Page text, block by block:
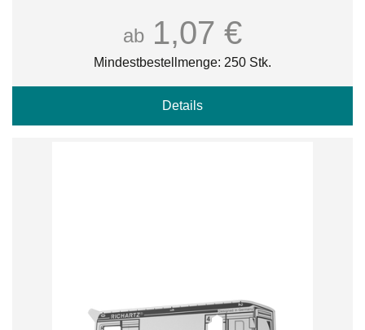
ab 1,07 €
Mindestbestellmenge: 250 Stk.
Details